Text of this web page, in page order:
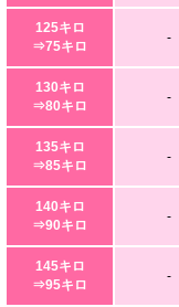
125キロ
⇒75キロ
-
130キロ
⇒80キロ
-
135キロ
⇒85キロ
-
140キロ
⇒90キロ
-
145キロ
⇒95キロ
-